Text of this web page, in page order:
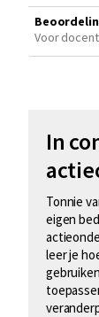
Voor
In
Tonnie
eigen
leer je